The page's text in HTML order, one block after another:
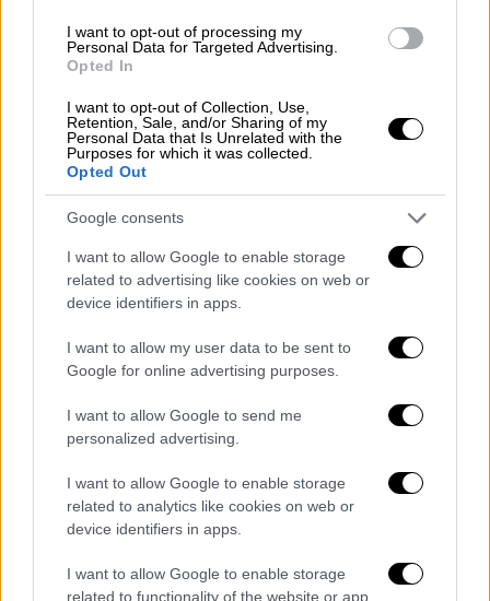
I want to opt-out of processing my
Personal Data for Targeted Advertising.
Opted In
I want to opt-out of Collection, Use,
Retention, Sale, and/or Sharing of my
Personal Data that Is Unrelated with the
Purposes for which it was collected.
Opted Out
Google consents
I want to allow Google to enable storage
related to advertising like cookies on web or
device identifiers in apps.
I want to allow my user data to be sent to
Google for online advertising purposes.
I want to allow Google to send me
personalized advertising.
I want to allow Google to enable storage
related to analytics like cookies on web or
device identifiers in apps.
I want to allow Google to enable storage
related to functionality of the website or app.
παράγοντας», σημείωσε, τονίζοντας τη
σημασία της πρόθεσης.
«Υπάρχειπίεση στην ενήλικη ζωή να κάνουμε
τα πάντα παραγωγικά», λέει η ΜακΝτόναλντ.
«Όμως το παιχνίδι - είτε αθλητικό είτε
επιτραπέζιο είτε ψηφιακό - είναιπραγματικά
σημαντικό ». Μπορεί να
κορτιζόληκαι νααυξήσει τη ντοπαμίνη και
τις ενδορφίνες, βελτιώνοντας τη διάθεση.
Αντικατάσταση των viral βίντεο με
«γυμναστική λέξεων»
Αντί για TikTok, μπορούμε να
δοκιμάσουμε
παιχνίδια λέξεωνόπως το Wordle, το Words
ενεργοποιούν μνήμη, προσοχή και επίλυση
προβλημάτων.
Έρευνες δείχνουν ότιόσο πιο συχνά